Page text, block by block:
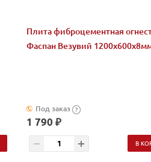
Плита фиброцементная
Фаспан Везувий
Под заказ ?
1 790 ₽
В